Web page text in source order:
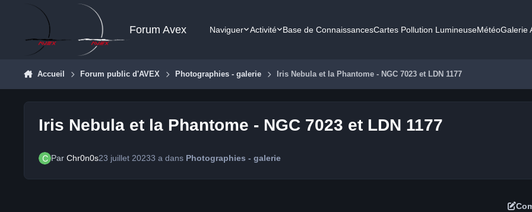
Aller au contenu
Forum Avex Naviguer Activité Base de ConnaissancesCartes Pollution LumineuseMétéoGalerie
Accueil Forum public d'AVEX Photographies - galerie Iris Nebula et la Phantome - NGC 7023 et LDN 1177
Iris Nebula et la Phantome - NGC 7023 et LDN 1177
Par Chr0n0s23 juillet 20233 adans Photographies - galerie